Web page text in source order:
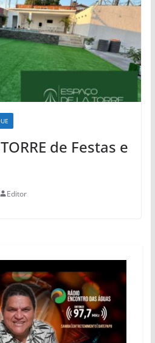
de Festas e
Editor